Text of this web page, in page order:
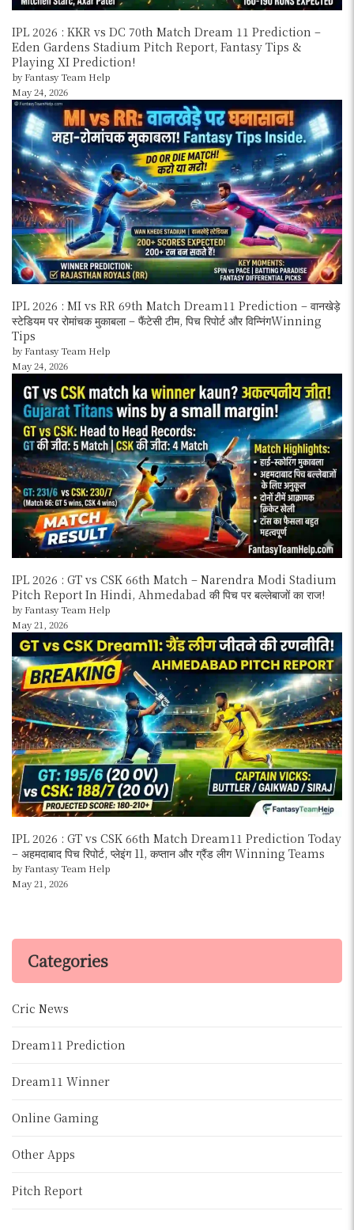
IPL 2026 : KKR vs DC 70th Match Dream 11 Prediction –
Eden Gardens Stadium Pitch Report, Fantasy Tips &
Playing XI Prediction!
by Fantasy Team Help
May 24, 2026
IPL 2026 : MI vs RR 69th Match Dream11 Prediction – वानखेड़े
स्टेडियम पर रोमांचक मुकाबला – फैंटेसी टीम, पिच रिपोर्ट और विन्निंगWinning
Tips
by Fantasy Team Help
May 24, 2026
IPL 2026 : GT vs CSK 66th Match – Narendra Modi Stadium
Pitch Report In Hindi, Ahmedabad की पिच पर बल्लेबाजों का राज!
by Fantasy Team Help
May 21, 2026
IPL 2026 : GT vs CSK 66th Match Dream11 Prediction Today
– अहमदाबाद पिच रिपोर्ट, प्लेइंग 11, कप्तान और ग्रैंड लीग Winning Teams
by Fantasy Team Help
May 21, 2026
Categories
Cric News
Dream11 Prediction
Dream11 Winner
Online Gaming
Other Apps
Pitch Report